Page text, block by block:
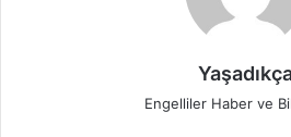
Engelliler Haber ve